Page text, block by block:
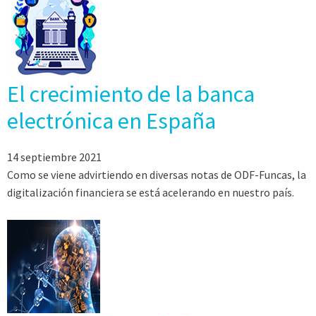
El crecimiento de la banca
electrónica en España
14 septiembre 2021
Como se viene advirtiendo en diversas notas de ODF-Funcas, la
digitalización financiera se está acelerando en nuestro país.